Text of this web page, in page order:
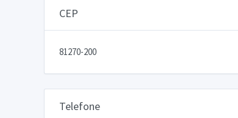
CEP
81270-200
Telefone